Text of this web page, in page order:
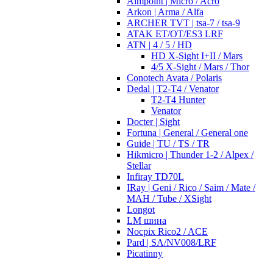
Arkon | Arma / Alfa
ARCHER TVT | tsa-7 / tsa-9
ATAK ET/OT/ES3 LRF
ATN | 4 / 5 / HD
HD X-Sight I+II / Mars
4/5 X-Sight / Mars / Thor
Conotech Avata / Polaris
Dedal | T2-T4 / Venator
T2-T4 Hunter
Venator
Docter | Sight
Fortuna | General / General one
Guide | TU / TS / TR
Hikmicro | Thunder 1-2 / Alpex /
Stellar
Infiray TD70L
IRay | Geni / Rico / Saim / Mate /
MAH / Tube / XSight
Longot
LM шина
Nocpix Rico2 / ACE
Pard | SA/NV008/LRF
Picatinny